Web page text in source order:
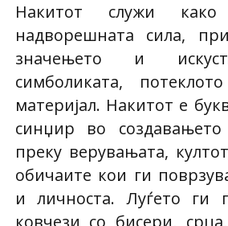
Накитот служи
надворешната сила,
значењето и
симболиката,
материјал. Накитот е
синџир во создавањето
преку верувањата,
обичаите кои ги
и личноста. Луѓето ги